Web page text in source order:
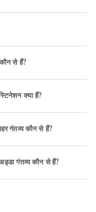
कौन से हैं?
क्या हैं?
गंतव्य कौन से हैं?
अड्डा गंतव्य कौन से हैं?